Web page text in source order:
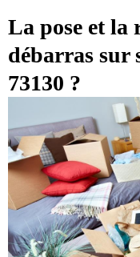
CONTACT
La pose et la
débarras sur
73130 ?